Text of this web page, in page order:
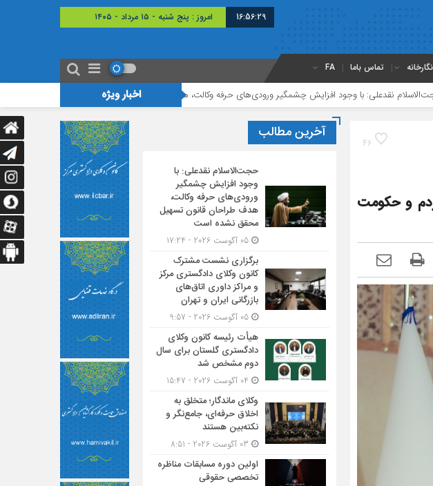
16:56:30 امروز : پنج شنبه - ۱۵ مرداد - ۱۴۰۵
نگارخانه تماس باما FA
اخبار ویژه
با وجود افزایش چشمگیر ورودی‌های حرفه وکالت، هدف طراحان قانون تسهیل محقق نشده است
46
و حکومت
آخرین مطالب
حجت‌الاسلام نقدعلی: با
وجود افزایش چشمگیر
ورودی‌های حرفه وکالت،
هدف طراحان قانون تسهیل
محقق نشده است
برگزاری نشست مشترک
کانون وکلای دادگستری مرکز
و مراکز داوری اتاق‌های
بازرگانی ایران و تهران
هیأت ‌رئیسه کانون وکلای
دادگستری گلستان برای سال
دوم مشخص شد
وکلای ماندگار؛ متخلق به
اخلاق حرفه‌ای، جامع‌نگر و
نکته‌بین هستند
اولین دوره مسابقات مناظره
تخصصی حقوقی